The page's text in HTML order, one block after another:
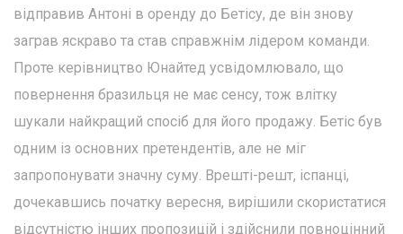
відправив Антоні в оренду до Бетісу, де він знову
заграв яскраво та став справжнім лідером команди.
Проте керівництво Юнайтед усвідомлювало, що
повернення бразильця не має сенсу, тож влітку
шукали найкращий спосіб для його продажу. Бетіс був
одним із основних претендентів, але не міг
запропонувати значну суму. Врешті-решт, іспанці,
дочекавшись початку вересня, вирішили скористатися
відсутністю інших пропозицій і здійснили повноцінний